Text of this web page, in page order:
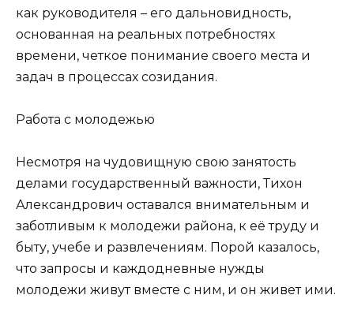
как руководителя – его дальновидность,
основанная на реальных потребностях
времени, четкое понимание своего места и
задач в процессах созидания.
Работа с молодежью
Несмотря на чудовищную свою занятость
делами государственный важности, Тихон
Александрович оставался внимательным и
заботливым к молодежи района, к её труду и
быту, учебе и развлечениям. Порой казалось,
что запросы и каждодневные нужды
молодежи живут вместе с ним, и он живет ими.